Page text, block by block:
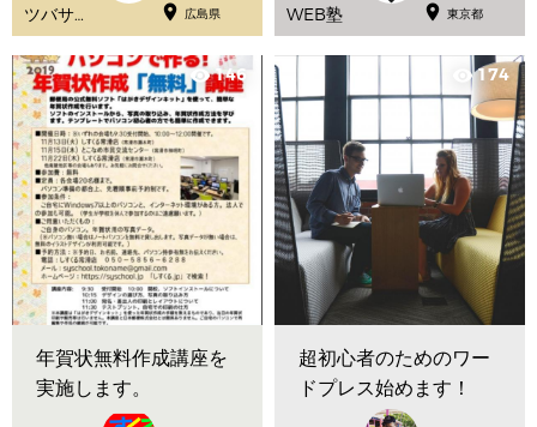
ツバサパ
ソコン教
室
 広島県 WEB塾  東京都
visibility146
年賀状無料作成講座を
実施します。
visibility174
超初心者のためのワー
ドプレス始めます！